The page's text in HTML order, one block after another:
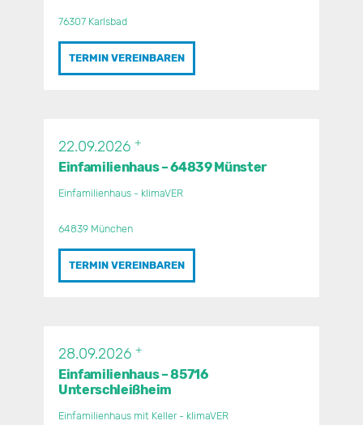
76307 Karlsbad
TERMIN VEREINBAREN
22.09.2026 +
Einfamilienhaus – 64839 Münster
Einfamilienhaus - klimaVER
64839 München
TERMIN VEREINBAREN
28.09.2026 +
Einfamilienhaus – 85716
Unterschleißheim
Einfamilienhaus mit Keller - klimaVER